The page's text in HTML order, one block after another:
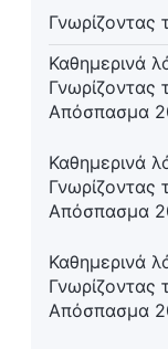
Γνωρίζοντας
Απόσπασμα
Καθημερινά
Γνωρίζοντας
Απόσπασμα
Καθημερινά
Γνωρίζοντας
Απόσπασμα
Καθημερινά
Γνωρίζοντας
Απόσπασμα